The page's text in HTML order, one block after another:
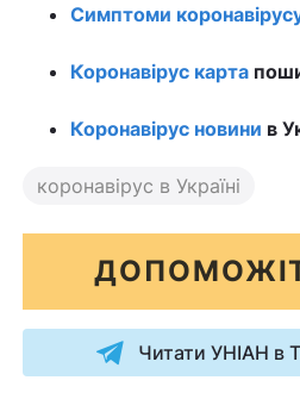
Симптоми
Коронавірус карта
Коронавірус новини в
коронавірус в Україні
Читати УНІАН в